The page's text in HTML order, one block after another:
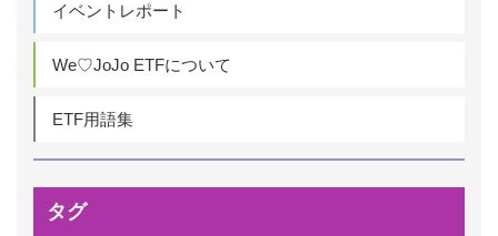
イベントレポート
We♡JoJo ETFについて
ETF用語集
タグ